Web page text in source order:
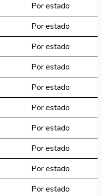
Por estado
Por estado
Por estado
Por estado
Por estado
Por estado
Por estado
Por estado
Por estado
Por estado